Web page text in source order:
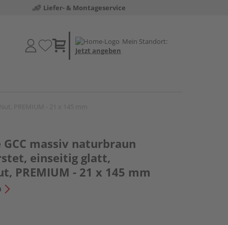
Liefer- & Montageservice
Mein Standort:
Jetzt angeben
massiv naturbraun
einseitig glatt,
PREMIUM - 21 x 145 mm